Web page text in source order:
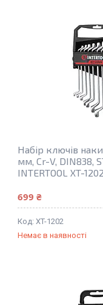
Набір ключів
мм, Cr-V, DIN838,
INTERTOOL XT-1202
699 ₴
XT-1202
Немає в наявності